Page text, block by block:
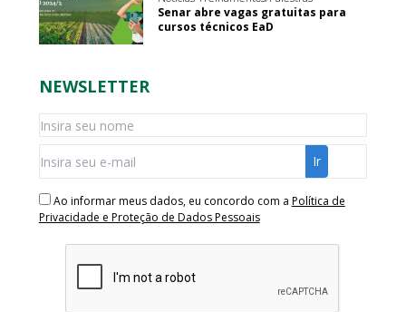
Senar abre vagas gratuitas para
cursos técnicos EaD
NEWSLETTER
Ao informar meus dados, eu concordo com a Política de
Privacidade e Proteção de Dados Pessoais